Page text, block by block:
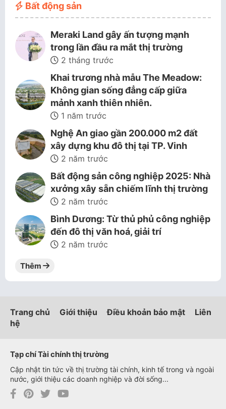
Bất động sản
Meraki Land gây ấn tượng mạnh
trong lần đầu ra mắt thị trường
2 tháng trước
Khai trương nhà mẫu The Meadow:
Không gian sống đẳng cấp giữa
mảnh xanh thiên nhiên.
1 năm trước
Nghệ An giao gần 200.000 m2 đất
xây dựng khu đô thị tại TP. Vinh
2 năm trước
Bất động sản công nghiệp 2025: Nhà
xưởng xây sẵn chiếm lĩnh thị trường
2 năm trước
Bình Dương: Từ thủ phủ công nghiệp
đến đô thị văn hoá, giải trí
2 năm trước
Thêm
Trang chủ Giới thiệu Điều khoản bảo mật
Liên
hệ
Tạp chí Tài chính thị trường
Cập nhật tin tức về thị trường tài chính, kinh tế trong và ngoài
nước, giới thiệu các doanh nghiệp và đời sống...